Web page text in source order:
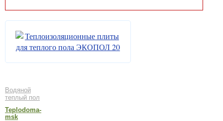
Водяной
теплый пол
Teplodoma-
msk